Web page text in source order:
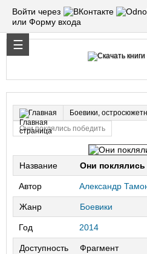
Войти через
или Форму входа
Главная Боевики,
Они поклялись победить
Название Они поклялись
Автор Александр
Жанр Боевики
Год 2014
Доступность Фрагмент